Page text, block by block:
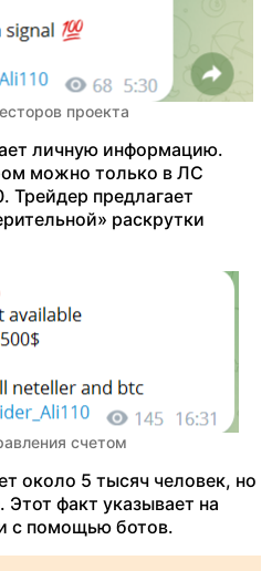
проекта
личную информацию.
можно только в ЛС
Трейдер предлагает
раскрутки
счетом
около 5 тысяч человек, но
факт указывает на
с помощью ботов.